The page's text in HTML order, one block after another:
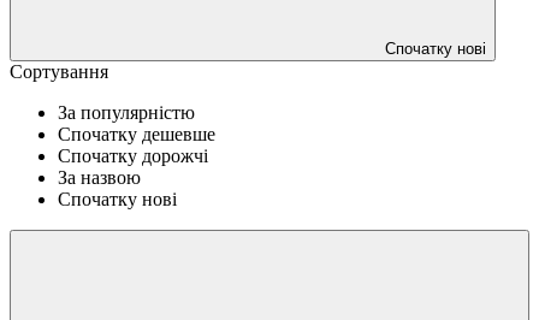
Спочатку нові
Сортування
За популярністю
Спочатку дешевше
Спочатку дорожчі
За назвою
Спочатку нові